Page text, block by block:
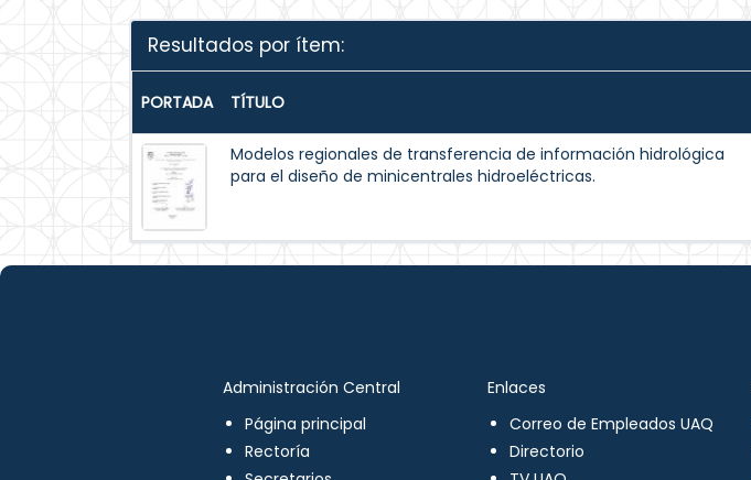
Resultados por ítem:
PORTADA TÍTULO
Modelos regionales de transferencia de información hidrológica
para el diseño de minicentrales hidroeléctricas.
Administración Central
Página principal
Rectoría
Enlaces
Correo de Empleados UAQ
Directorio